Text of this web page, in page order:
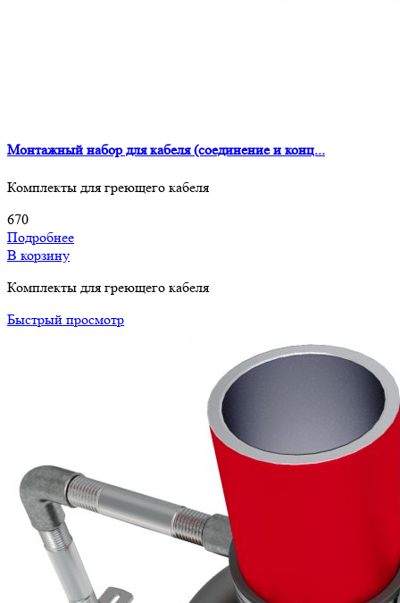
Монтажный набор для кабеля (соединение и конц...
Комплекты для греющего кабеля
670
Подробнее
В корзину
Комплекты для греющего кабеля
Быстрый просмотр